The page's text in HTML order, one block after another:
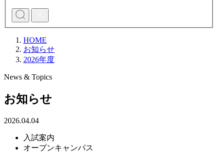
HOME
お知らせ
2026年度
News & Topics
お知らせ
2026.04.04
入試案内
オープンキャンパス